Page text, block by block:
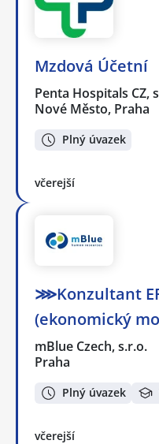
Mzdová Účetní
Penta Hospitals CZ,
Nové Město, Praha
Plný úvazek
včerejší
⋙Konzultant
(ekonomický
mBlue Czech, s.r.o.
Praha
Plný úvazek
včerejší